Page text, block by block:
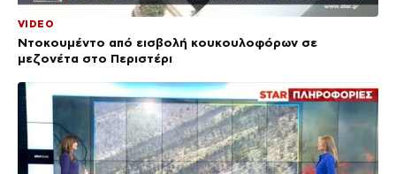
VIDEO
Ντοκουμέντο από εισβολή κουκουλοφόρων σε
μεζονέτα στο Περιστέρι